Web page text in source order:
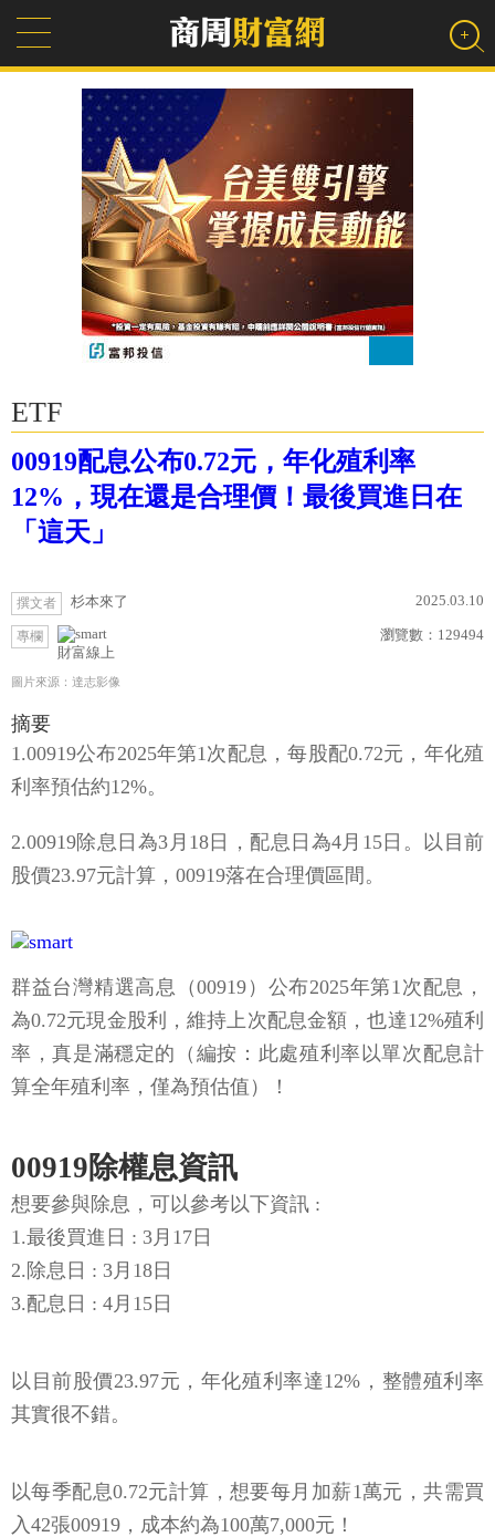
ETF
00919配息公布0.72元，年化殖利率
12%，現在還是合理價！最後買進日在
「這天」
撰文者 杉本來了 2025.03.10
專欄
財富線上
瀏覽數： 129494
圖片來源：達志影像
摘要
1.00919公布2025年第1次配息，每股配0.72元，年化殖
利率預估約12%。
2.00919除息日為3月18日，配息日為4月15日。以目前
股價23.97元計算，00919落在合理價區間。
群益台灣精選高息（00919）公布2025年第1次配息，
為0.72元現金股利，維持上次配息金額，也達12%殖利
率，真是滿穩定的（編按：此處殖利率以單次配息計
算全年殖利率，僅為預估值）！
00919除權息資訊
想要參與除息，可以參考以下資訊 :
1.最後買進日 : 3月17日
2.除息日 : 3月18日
3.配息日 : 4月15日
以目前股價23.97元，年化殖利率達12%，整體殖利率
其實很不錯。
以每季配息0.72元計算，想要每月加薪1萬元，共需買
入42張00919，成本約為100萬7,000元！